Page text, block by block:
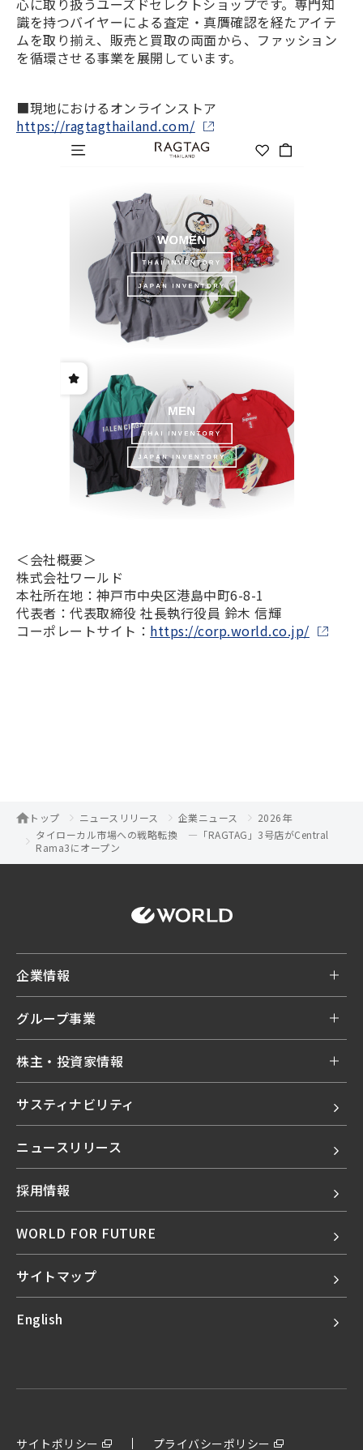
心に取り扱うユーズドセレクトショップです。専門知
識を持つバイヤーによる査定・真贋確認を経たアイテ
ムを取り揃え、販売と買取の両面から、ファッション
を循環させる事業を展開しています。
■現地におけるオンラインストア
https://ragtagthailand.com/
＜会社概要＞
株式会社ワールド
本社所在地：神戸市中央区港島中町6-8-1
代表者：代表取締役 社長執行役員 鈴木 信輝
コーポレートサイト： https://corp.world.co.jp/
トップ ニュースリリース 企業ニュース
2026年
タイローカル市場への戦略転換 ―「RAGTAG」3号店がCentral
Rama3にオープン
企業情報
グループ事業
株主・投資家情報
サスティナビリティ
ニュースリリース
採用情報
WORLD FOR FUTURE
サイトマップ
English
サイトポリシー プライバシーポリシー